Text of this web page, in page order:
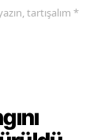
tartışalım *